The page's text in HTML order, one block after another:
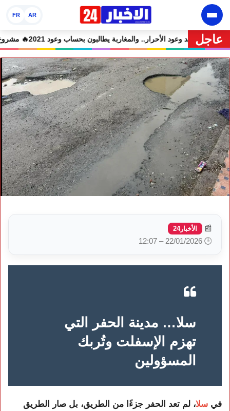
AR
FR
عاجلجميع المتهمين في حالة سراح🔥 شوكي يعيد وعود الأحرار.. والمغاربة
📰 الأخبار24
🕒 22/01/2026 – 12:07
سلا… مدينة الحفر التي
تهزم الإسفلت وتُربك
المسؤولين
في سلا، لم تعد الحفر جزءًا من الطريق، بل صار الطريق